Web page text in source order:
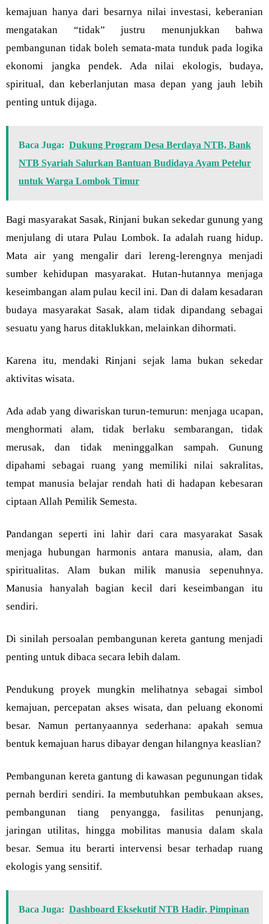
kemajuan hanya dari besarnya nilai investasi, keberanian
mengatakan “tidak” justru menunjukkan bahwa
pembangunan tidak boleh semata-mata tunduk pada logika
ekonomi jangka pendek. Ada nilai ekologis, budaya,
spiritual, dan keberlanjutan masa depan yang jauh lebih
penting untuk dijaga.
Baca Juga: Dukung Program Desa Berdaya NTB, Bank
NTB Syariah Salurkan Bantuan Budidaya Ayam Petelur
untuk Warga Lombok Timur
Bagi masyarakat Sasak, Rinjani bukan sekedar gunung yang
menjulang di utara Pulau Lombok. Ia adalah ruang hidup.
Mata air yang mengalir dari lereng-lerengnya menjadi
sumber kehidupan masyarakat. Hutan-hutannya menjaga
keseimbangan alam pulau kecil ini. Dan di dalam kesadaran
budaya masyarakat Sasak, alam tidak dipandang sebagai
sesuatu yang harus ditaklukkan, melainkan dihormati.
Karena itu, mendaki Rinjani sejak lama bukan sekedar
aktivitas wisata.
Ada adab yang diwariskan turun-temurun: menjaga ucapan,
menghormati alam, tidak berlaku sembarangan, tidak
merusak, dan tidak meninggalkan sampah. Gunung
dipahami sebagai ruang yang memiliki nilai sakralitas,
tempat manusia belajar rendah hati di hadapan kebesaran
ciptaan Allah Pemilik Semesta.
Pandangan seperti ini lahir dari cara masyarakat Sasak
menjaga hubungan harmonis antara manusia, alam, dan
spiritualitas. Alam bukan milik manusia sepenuhnya.
Manusia hanyalah bagian kecil dari keseimbangan itu
sendiri.
Di sinilah persoalan pembangunan kereta gantung menjadi
penting untuk dibaca secara lebih dalam.
Pendukung proyek mungkin melihatnya sebagai simbol
kemajuan, percepatan akses wisata, dan peluang ekonomi
besar. Namun pertanyaannya sederhana: apakah semua
bentuk kemajuan harus dibayar dengan hilangnya keaslian?
Pembangunan kereta gantung di kawasan pegunungan tidak
pernah berdiri sendiri. Ia membutuhkan pembukaan akses,
pembangunan tiang penyangga, fasilitas penunjang,
jaringan utilitas, hingga mobilitas manusia dalam skala
besar. Semua itu berarti intervensi besar terhadap ruang
ekologis yang sensitif.
Baca Juga: Dashboard Eksekutif NTB Hadir, Pimpinan